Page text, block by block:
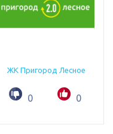
ЖК Пригород Лесное
0 0